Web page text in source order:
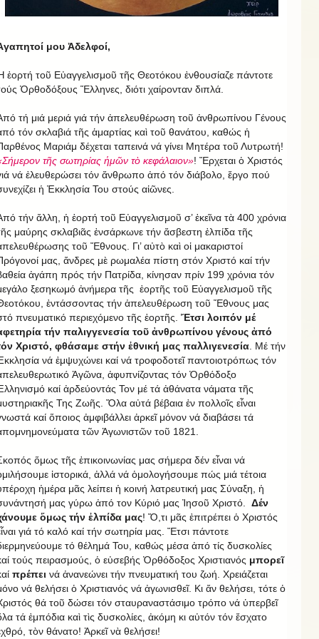
μου Ἀδελφοί,
ἑορτή τοῦ Εὐαγγελισμοῦ τῆς Θεοτόκου ἐνθουσίαζε πάντοτε
Ὀρθοδόξους Ἕλληνες, διότι χαίρονταν διπλά.
τή μιά μεριά γιά τήν ἀπελευθέρωση τοῦ ἀνθρωπίνου Γένους
τόν σκλαβιά τῆς ἁμαρτίας καὶ τοῦ θανάτου, καθώς ἡ
Μαριάμ δέχεται ταπεινά νά γίνει Μητέρα τοῦ Λυτρωτή!
τῆς σωτηρίας ἡμῶν τὸ κεφάλαιον»! Ἔρχεται ὁ Χριστός
νά ἐλευθερώσει τόν ἄνθρωπο ἀπό τόν διάβολο, ἔργο πού
ἡ Ἐκκλησία Του στούς αἰῶνες.
τήν ἄλλη, ἡ ἑορτή τοῦ Εὐαγγελισμοῦ σ’ ἐκεῖνα τὰ 400 χρόνια
μαύρης σκλαβιᾶς ἐνσάρκωνε τήν ἄσβεστη ἐλπίδα τῆς
τοῦ Ἔθνους. Γι’ αὐτὸ καὶ οἱ μακαριστοί
μας, ἄνδρες μὲ ρωμαλέα πίστη στόν Χριστό καί τήν
ἀγάπη πρός τήν Πατρίδα, κίνησαν πρίν 199 χρόνια τόν
ξεσηκωμό ἀνήμερα τῆς ἑορτῆς τοῦ Εὐαγγελισμοῦ τῆς
ἐντάσσοντας τήν ἀπελευθέρωση τοῦ Ἔθνους μας
πνευματικό περιεχόμενο τῆς ἑορτῆς. Ἔτσι λοιπόν μέ
τήν παλιγγενεσία τοῦ ἀνθρωπίνου γένους ἀπό
Χριστό, φθάσαμε στήν ἐθνική μας παλλιγενεσία . Μέ τήν
νά ἐμψυχώνει καί νά τροφοδοτεῖ παντοιοτρόπως τόν
Ἀγῶνα, ἀφυπνίζοντας τόν Ὀρθόδοξο
καί ἀρδεύοντάς Τον μέ τά ἀθάνατα νάματα τῆς
Της Ζωῆς. Ὅλα αὐτά βέβαια ἐν πολλοῖς εἶναι
καί ὅποιος ἀμφιβάλλει ἀρκεῖ μόνον νά διαβάσει τά
τῶν Ἀγωνιστῶν τοῦ 1821.
ὅμως τῆς ἐπικοινωνίας μας σήμερα δέν εἶναι νά
ἱστορικά, ἀλλά νά ὁμολογήσουμε πώς μιά τέτοια
ἡμέρα μᾶς λείπει ἡ κοινή λατρευτική μας Σύναξη, ἡ
μας γύρω ἀπό τον Κύριό μας Ἰησοῦ Χριστό. Δέν
ὅμως τήν ἐλπίδα μας! Ὅ,τι μᾶς ἐπιτρέπει ὁ Χριστός
γιά τό καλό καί τήν σωτηρία μας. Ἔτσι πάντοτε
τό θέλημά Του, καθώς μέσα ἀπό τίς δυσκολίες
τούς πειρασμούς, ὁ εὐσεβής Ὀρθόδοξος Χριστιανός μπορεῖ
πρέπει νά ἀνανεώνει τήν πνευματική του ζωή. Χρειάζεται
νά θελήσει ὁ Χριστιανός νά ἀγωνισθεῖ. Κι ἄν θελήσει, τότε ὁ
θά τοῦ δώσει τόν σταυραναστάσιμο τρόπο νά ὑπερβεῖ
τά ἐμπόδια καὶ τὶς δυσκολίες, ἀκόμη κι αὐτόν τόν ἔσχατο
τὸν θάνατο! Ἀρκεῖ νὰ θελήσει!